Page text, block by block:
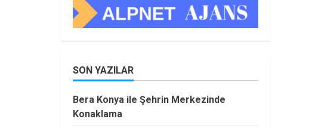
SON YAZILAR
Bera Konya ile Şehrin Merkezinde
Konaklama